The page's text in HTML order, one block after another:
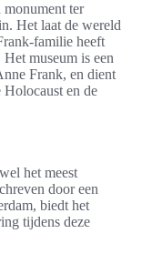
ter
Het laat de wereld
familie heeft
museum is een
Frank, en dient
Holocaust en de
het meest
door een
biedt het
tijdens deze